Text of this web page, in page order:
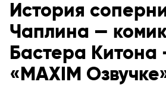
История
Чаплина —
Бастера Китона
«MAXIM